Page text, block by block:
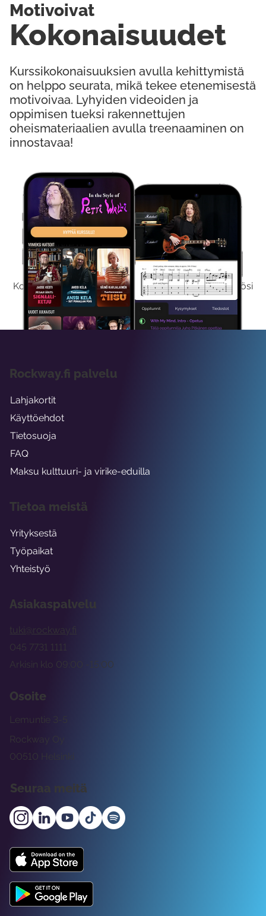
Kokeile Ilmaiseksi
Kokeilemalla ilmaiseksi saat koko sisältömme käyttöösi
viikon ajaksi.
Kurssikokonaisuuksien avulla kehittymistä
on helppo seurata, mikä tekee etenemisestä
motivoivaa. Lyhyiden videoiden ja
oppimisen tueksi rakennettujen
oheismateriaalien avulla treenaaminen on
innostavaa!
Kokonaisuudet
Motivoivat
Asiakaspalvelu
tuki@rockway.fi
Arkisin klo 09:00 -15:00
045 7731 1111
Osoite
Rockway Oy
Lemuntie 3-5
00510 Helsinki
Seuraa meitä
Rockway.fi palvelu
Lahjakortit
Käyttöehdot
Tietosuoja
FAQ
Maksu kulttuuri- ja virike-eduilla
Tietoa meistä
Yrityksestä
Työpaikat
Yhteistyö